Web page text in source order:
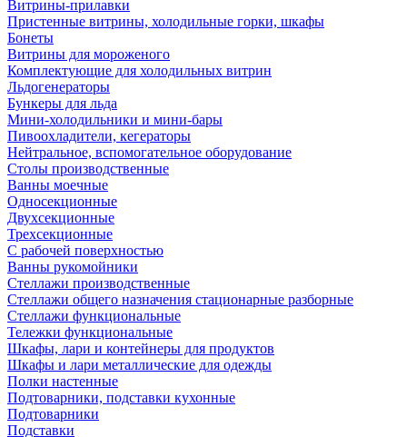
Витрины-прилавки
Пристенные витрины, холодильные горки, шкафы
Бонеты
Витрины для мороженого
Комплектующие для холодильных витрин
Льдогенераторы
Бункеры для льда
Мини-холодильники и мини-бары
Пивоохладители, кегераторы
Нейтральное, вспомогательное оборудование
Столы производственные
Ванны моечные
Односекционные
Двухсекционные
Трехсекционные
С рабочей поверхностью
Ванны рукомойники
Стеллажи производственные
Стеллажи общего назначения стационарные разборные
Стеллажи функциональные
Тележки функциональные
Шкафы, лари и контейнеры для продуктов
Шкафы и лари металлические для одежды
Полки настенные
Подтоварники, подставки кухонные
Подтоварники
Подставки